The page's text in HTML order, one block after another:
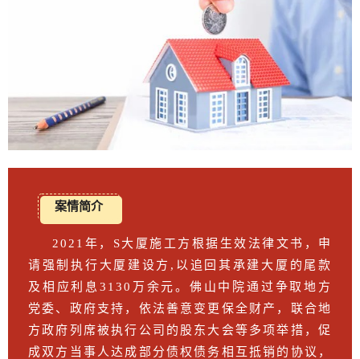
案情简介
2021年，S大厦施工方根据生效法律文书，申
请强制执行大厦建设方,以追回其承建大厦的尾款
及相应利息3130万余元。佛山中院通过争取地方
党委、政府支持，依法善意变更保全财产，联合地
方政府列席被执行公司的股东大会等多项举措，促
成双方当事人达成部分债权债务相互抵销的协议，